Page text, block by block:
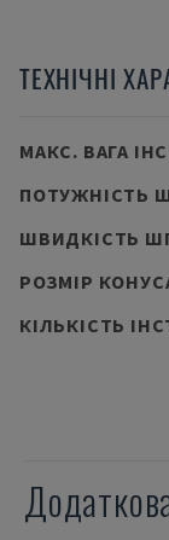
ТЕХНІЧНІ
МАКС. ВАГА
ПОТУЖНІСТЬ
ШВИДКІСТЬ
РОЗМІР
КІЛЬКІСТЬ